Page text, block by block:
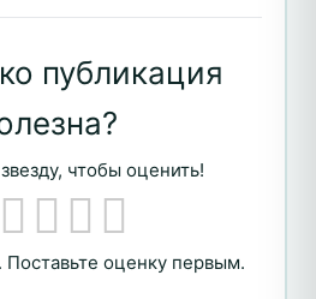
публикация
чтобы оценить!
Поставьте оценку первым.